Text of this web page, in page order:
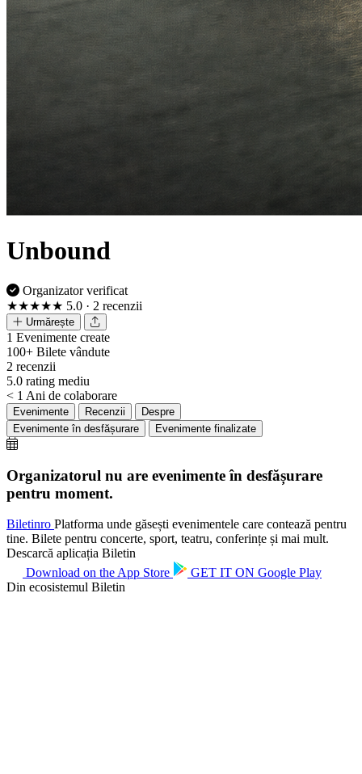
Unbound
Organizator verificat
★★★★★ 5.0 · 2 recenzii
Urmărește
1 Evenimente create
100+ Bilete vândute
2 recenzii
5.0 rating mediu
< 1 Ani de colaborare
Evenimente Recenzii
Despre
Evenimente în desfășurare
Evenimente finalizate
Organizatorul nu are evenimente în desfășurare
pentru moment.
Biletinro Platforma unde găsești evenimentele care contează pentru
tine. Bilete pentru concerte, sport, teatru, conferințe și mai mult.
Descarcă aplicația Biletin
Download on the App Store GET IT ON Google Play
Din ecosistemul Biletin